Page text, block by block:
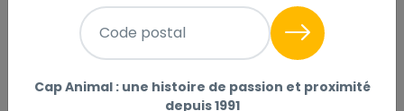
BAB’IN SANS CÉRÉALES MAXI ADULTE, riche en poulet,
répond aux besoins des chiens adultes de grande
taille intolérants aux céréales et au gluten. Son taux
élevé de protéines d'origine animale de haute qualité
(75%, poulet, truite et oeuf), combiné à des sources
Code postal
Cap Animal : une histoire de passion et proximité
depuis 1991